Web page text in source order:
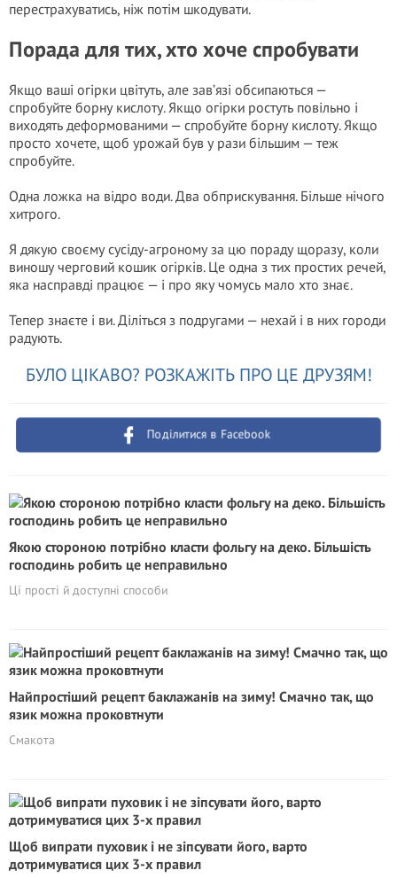
перестрахуватись, ніж потім шкодувати.
Порада для тих, хто хоче спробувати
Якщо ваші огірки цвітуть, але зав’язі обсипаються —
спробуйте борну кислоту. Якщо огірки ростуть повільно і
виходять деформованими — спробуйте борну кислоту. Якщо
просто хочете, щоб урожай був у рази більшим — теж
спробуйте.
Одна ложка на відро води. Два обприскування. Більше нічого
хитрого.
Я дякую своєму сусіду-агроному за цю пораду щоразу, коли
виношу черговий кошик огірків. Це одна з тих простих речей,
яка насправді працює — і про яку чомусь мало хто знає.
Тепер знаєте і ви. Діліться з подругами — нехай і в них городи
радують.
БУЛО ЦІКАВО? РОЗКАЖІТЬ ПРО ЦЕ ДРУЗЯМ!
Поділитися в Facebook
Якою стороною потрібно класти фольгу на деко. Більшість
господинь робить це неправильно
Ці прості й доступні способи
Найпростіший рецепт баклажанів на зиму! Смачно так, що
язик можна проковтнути
Смакота
Щоб випрати пуховик і не зіпсувати його, варто
дотримуватися цих 3-х правил